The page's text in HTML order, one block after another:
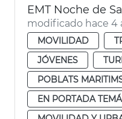
EMT Noche de
modificado hace 4
MOVILIDAD
JÓVENES
POBLATS
EN PORTADA